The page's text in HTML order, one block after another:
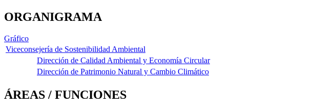
ORGANIGRAMA
Gráfico
Viceconsejería de Sostenibilidad Ambiental
Dirección de Calidad Ambiental y Economía Circular
Dirección de Patrimonio Natural y Cambio Climático
ÁREAS / FUNCIONES